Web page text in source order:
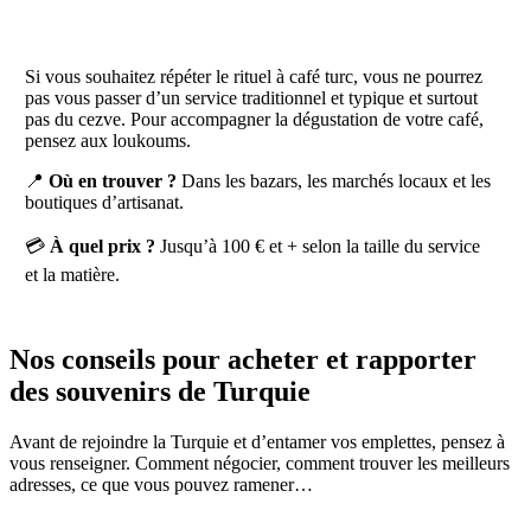
Si vous souhaitez répéter le rituel à café turc, vous ne pourrez
pas vous passer d’un service traditionnel et typique et surtout
pas du cezve. Pour accompagner la dégustation de votre café,
pensez aux loukoums.
📍 Où en trouver ? Dans les bazars, les marchés locaux et les
boutiques d’artisanat.
💳 À quel prix ? Jusqu’à 100 € et + selon la taille du service
et la matière.
Nos conseils pour acheter et rapporter
des souvenirs de Turquie
Avant de rejoindre la Turquie et d’entamer vos emplettes, pensez à
vous renseigner. Comment négocier, comment trouver les meilleurs
adresses, ce que vous pouvez ramener…